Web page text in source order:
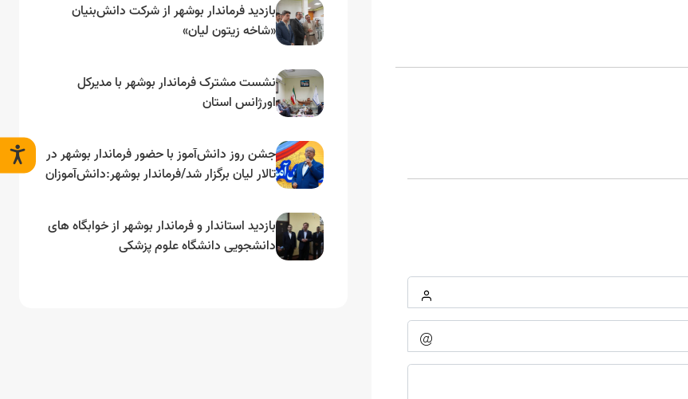
بازدید فرماندار بوشهر از شرکت دانش‌بنیان
«شاخه زیتون لیان»
نشست مشترک فرماندار بوشهر با مدیرکل
اورژانس استان
جشن روز دانش‌آموز با حضور فرماندار بوشهر در
تالار لیان برگزار شد/فرماندار بوشهر:دانش‌آموزان
بازدید استاندار و فرماندار بوشهر از خوابگاه های
دانشجویی دانشگاه علوم پزشکی